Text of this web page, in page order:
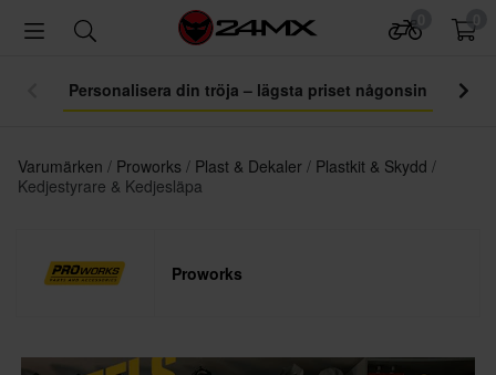
Personalisera din tröja – lägsta priset någonsin
Varumärken Proworks Plast & Dekaler
Plastkit & Skydd
Kedjestyrare & Kedjesläpa
Proworks